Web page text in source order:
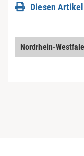
Diesen
Nordrhein-